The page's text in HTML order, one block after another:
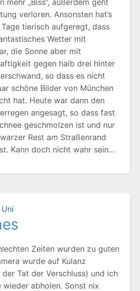
mehr „Biss“, außerdem geht
verloren. Ansonsten hat’s
tierisch aufgeregt, dass
Wetter mit
die Sonne aber mit
gegen halb drei hinter
so dass es nicht
schöne Bilder von München
hat. Heute war dann den
angesagt, so dass fast
geschmolzen ist und nur
Rest am Straßenrand
Kann doch nicht wahr sein…
Uni
Zeiten wurden zu guten
wurde auf Kulanz
Tat der Verschluss) und ich
wieder abholen. Sonst nix